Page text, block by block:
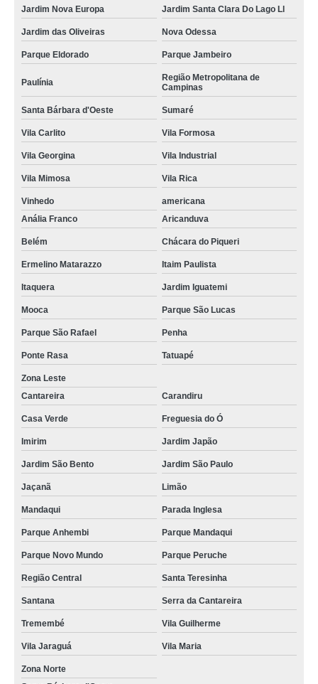
Jardim Nova Europa Jardim Santa Clara Do Lago Ll
Jardim das Oliveiras Nova Odessa
Parque Eldorado Parque Jambeiro
Paulínia
Região Metropolitana de
Campinas
Santa Bárbara d'Oeste Sumaré
Vila Carlito Vila Formosa
Vila Georgina Vila Industrial
Vila Mimosa Vila Rica
Vinhedo
americana
Anália Franco
Aricanduva
Belém Chácara do Piqueri
Ermelino Matarazzo Itaim Paulista
Itaquera Jardim Iguatemi
Mooca Parque São Lucas
Parque São Rafael Penha
Ponte Rasa Tatuapé
Zona Leste
Cantareira
Carandiru
Casa Verde Freguesia do Ó
Imirim Jardim Japão
Jardim São Bento Jardim São Paulo
Jaçanã Limão
Mandaqui Parada Inglesa
Parque Anhembi Parque Mandaqui
Parque Novo Mundo Parque Peruche
Região Central Santa Teresinha
Santana Serra da Cantareira
Tremembé Vila Guilherme
Vila Jaraguá Vila Maria
Zona Norte